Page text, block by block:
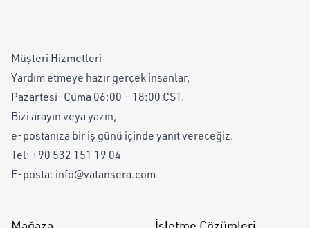
Müşteri Hizmetleri
Yardım etmeye hazır gerçek insanlar,
Pazartesi–Cuma 06:00 – 18:00 CST.
Bizi arayın veya yazın,
e-postanıza bir iş günü içinde yanıt vereceğiz.
Tel: +90 532 151 19 04
E-posta: info@vatansera.com